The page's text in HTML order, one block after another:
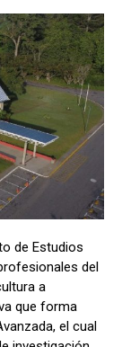
de Estudios
del
a
que forma
el cual